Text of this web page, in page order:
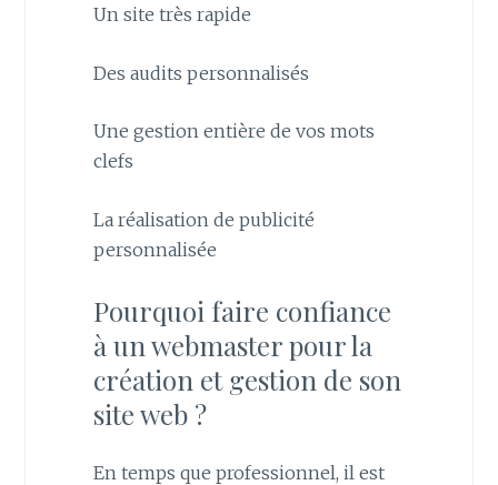
Un site très rapide
Des audits personnalisés
Une gestion entière de vos mots
clefs
La réalisation de publicité
personnalisée
Pourquoi faire confiance
à un webmaster pour la
création et gestion de son
site web ?
En temps que professionnel, il est